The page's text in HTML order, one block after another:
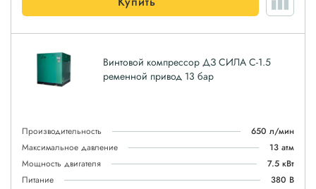
Винтовой компрессор ДЗ СИЛА С-1.5
ременной привод 13 бар
Производительность
650 л/мин
Максимальное давление
13 атм
Мощность двигателя
7.5 кВт
Питание
380 В